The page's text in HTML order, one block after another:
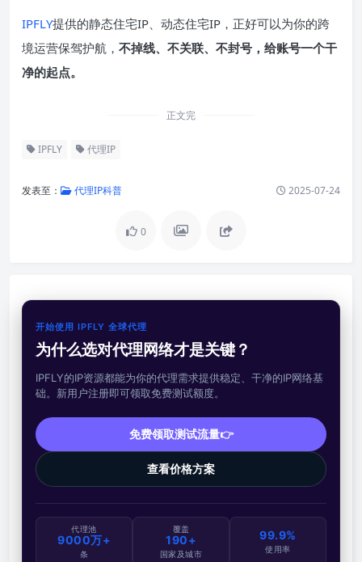
IPFLY提供的静态住宅IP、动态住宅IP，正好可以为你的跨
境运营保驾护航， 不掉线、不关联、不封号，给账号一个干
净的起点。
正文完
IPFLY 代理IP
发表至： 代理IP科普 2025-07-24
0
开始使用 IPFLY 全球代理
为什么选对代理网络才是关键？
IPFLY的IP资源都能为你的代理需求提供稳定、干净的IP网络基
础。新用户注册即可领取免费测试额度。
免费领取测试流量👉
查看价格方案
代理池
9000万+
条
覆盖
190+
国家及城市
99.9%
使用率